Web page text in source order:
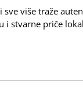
više traže
i stvarne priče